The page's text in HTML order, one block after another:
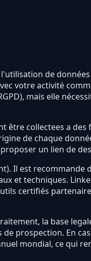
de
votre activité
mais elle
collectees a
de chaque
un lien de
Il est recommande
et techniques.
certifiés
la base
prospection. En
mondial, ce qui